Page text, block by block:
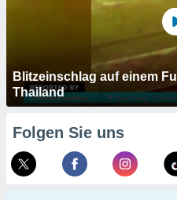
Blitzeinschlag auf einem
Thailand
Folgen Sie uns